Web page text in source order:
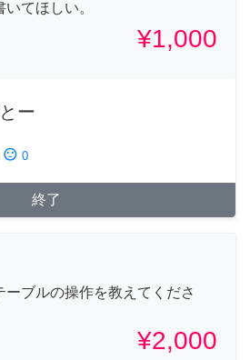
てほしい。
¥1,000
ー
sentiment_dissatisfied 0
終了
ーブルの操作を教えてくださ
¥2,000